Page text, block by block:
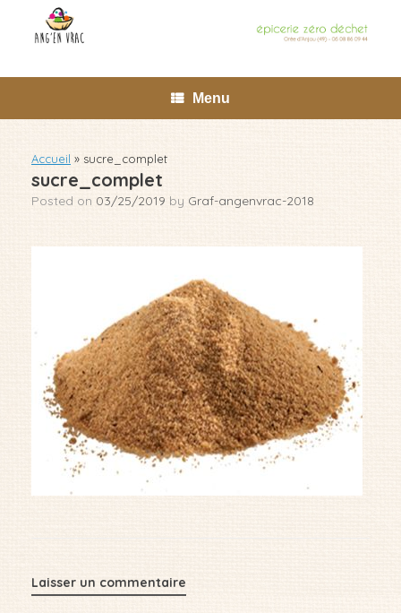
content
Menu
Accueil » sucre_complet
sucre_complet
Posted on 03/25/2019 by Graf-angenvrac-2018
Laisser un commentaire